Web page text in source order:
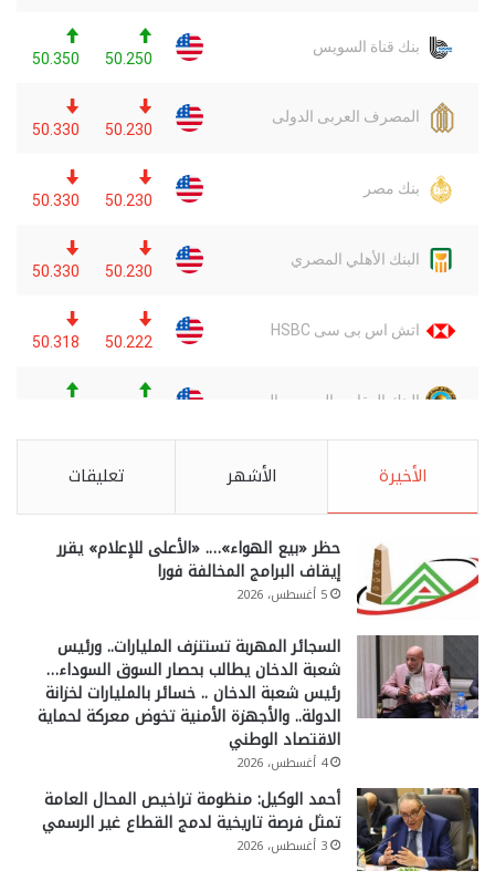
الأخيرة الأشهر تعليقات
حظر «بيع الهواء»…. «الأعلى للإعلام» يقرر
إيقاف البرامج المخالفة فورا
5 أغسطس، 2026
السجائر المهربة تستنزف المليارات.. ورئيس
شعبة الدخان يطالب بحصار السوق السوداء…
رئيس شعبة الدخان .. خسائر بالمليارات لخزانة
الدولة.. والأجهزة الأمنية تخوض معركة لحماية
الاقتصاد الوطني
4 أغسطس، 2026
أحمد الوكيل: منظومة تراخيص المحال العامة
تمثل فرصة تاريخية لدمج القطاع غير الرسمي
3 أغسطس، 2026